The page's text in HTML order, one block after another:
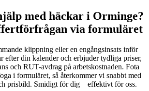
med häckar i Orminge?
via formuläret
klippning eller en engångsinsats inför
efter din kalender och erbjuder tydliga priser,
och RUT-avdrag på arbetskostnaden. Fota
i formuläret, så återkommer vi snabbt med
prisbild. Smidigt för dig – effektivt för oss.